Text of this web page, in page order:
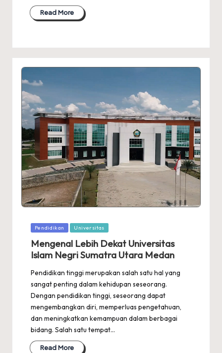
Read More
Posted
Pendidikan Universitas
Mengenal Lebih Dekat Universitas
Islam Negri Sumatra Utara Medan
Pendidikan tinggi merupakan salah satu hal yang
sangat penting dalam kehidupan seseorang.
Dengan pendidikan tinggi, seseorang dapat
mengembangkan diri, memperluas pengetahuan,
dan meningkatkan kemampuan dalam berbagai
bidang. Salah satu tempat…
Read More